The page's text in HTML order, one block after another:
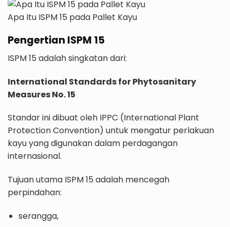
Apa Itu ISPM 15 pada Pallet Kayu
Pengertian ISPM 15
ISPM 15 adalah singkatan dari:
International Standards for Phytosanitary
Measures No. 15
Standar ini dibuat oleh IPPC (International Plant
Protection Convention) untuk mengatur perlakuan
kayu yang digunakan dalam perdagangan
internasional.
Tujuan utama ISPM 15 adalah mencegah
perpindahan:
serangga,